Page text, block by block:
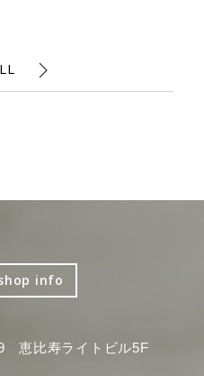
info
恵比寿ライトビル5F